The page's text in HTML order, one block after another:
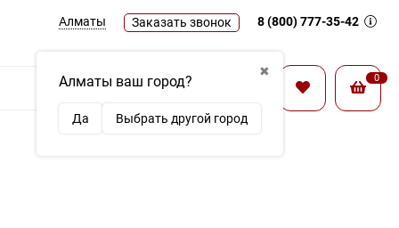
Алматы
✖
Алматы ваш город?
Да Выбрать другой город
Заказать звонок 8 (800) 777-35-42
Найти
0